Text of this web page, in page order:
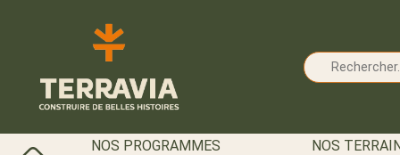
NOS PROGRAMMES
NOS